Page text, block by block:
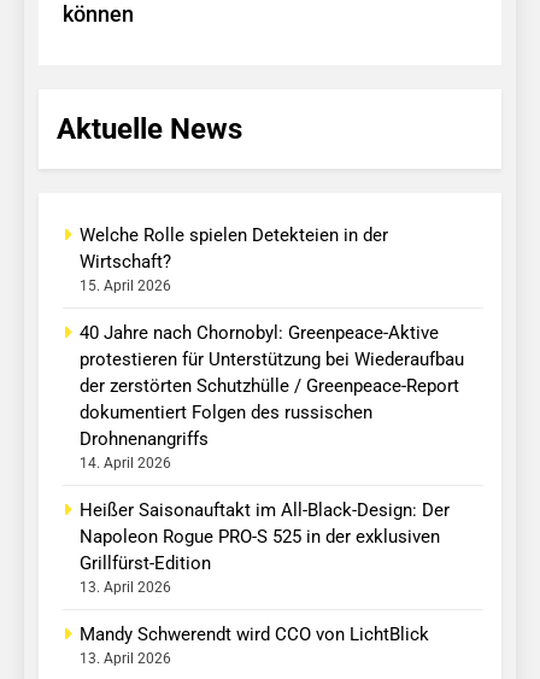
können
Aktuelle News
Welche Rolle spielen Detekteien in der
Wirtschaft?
15. April 2026
40 Jahre nach Chornobyl: Greenpeace-Aktive
protestieren für Unterstützung bei Wiederaufbau
der zerstörten Schutzhülle / Greenpeace-Report
dokumentiert Folgen des russischen
Drohnenangriffs
14. April 2026
Heißer Saisonauftakt im All-Black-Design: Der
Napoleon Rogue PRO-S 525 in der exklusiven
Grillfürst-Edition
13. April 2026
Mandy Schwerendt wird CCO von LichtBlick
13. April 2026